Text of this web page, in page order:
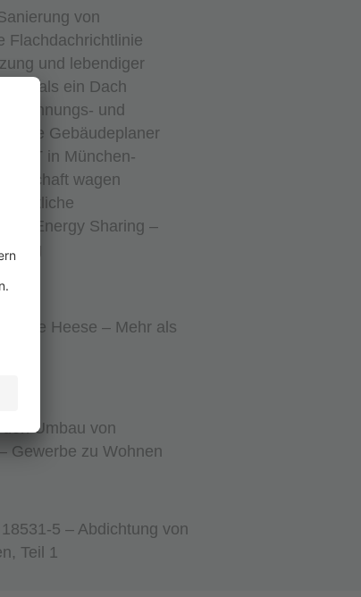
von
Flachdachrichtlinie
und lebendiger
als ein Dach
Wohnungs- und
Gebäudeplaner
in München-
wagen
Energy Sharing –
Heese – Mehr als
Umbau von
Gewerbe zu Wohnen
5 – Abdichtung von
Teil 1